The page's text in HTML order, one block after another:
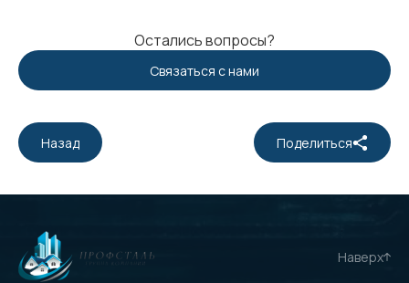
Остались вопросы?
Связаться с нами
Назад Поделиться
Наверх